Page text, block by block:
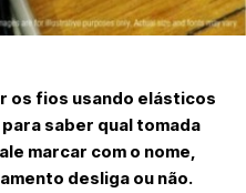
os fios usando elásticos
para saber qual tomada
marcar com o nome,
desliga ou não.